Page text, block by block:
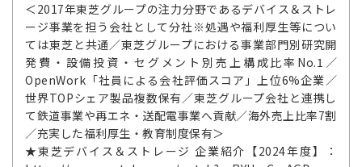
＜2017年東芝グループの注力分野であるデバイス＆ストレ
ージ事業を担う会社として分社※処遇や福利厚生等につい
ては東芝と共通／東芝グループにおける事業部門別研究開
発費・設備投資・セグメント別売上構成比率No.1／
OpenWork「社員による会社評価スコア」上位6%企業／
世界TOPシェア製品複数保有／東芝グループ会社と連携し
て鉄道事業や再エネ・送配電事業へ貢献／海外売上比率7割
／充実した福利厚生・教育制度保有＞
★東芝デバイス＆ストレージ 企業紹介【2024年度】：